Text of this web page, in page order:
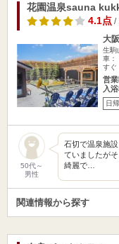
花園温泉sauna
4.1点/
大
生駒
車：
すぐ
営
入
日
50代～
男性
石切で温泉施
ていましたが
綺麗で…
関連情報から探す